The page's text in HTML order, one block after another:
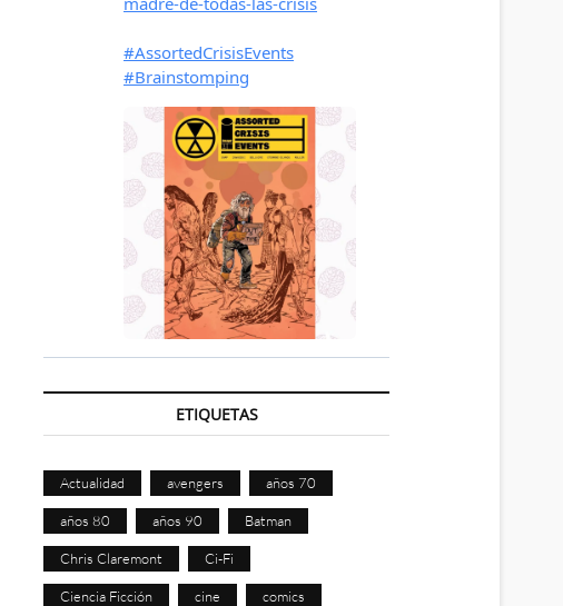
ETIQUETAS
Actualidad avengers años 70
años 80 años 90 Batman
Chris Claremont Ci-Fi
Ciencia Ficción cine comics